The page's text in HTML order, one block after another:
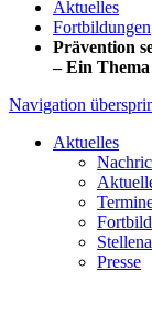
Aktuelles
Fortbildungen
Prävention
– Ein
Navigation
Aktuelles
Presse